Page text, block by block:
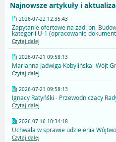
Najnowsze artykuły i
2026-07-22 12:35:43
Zapytanie ofertowe na zad. pn.
kategorii U-1 (opracowanie
Czytaj dalej
2026-07-21 09:58:13
Marianna Jadwiga Kobylińska- Wójt
Czytaj dalej
2026-07-21 09:58:13
Ignacy Ratyńśki - Przewodniczący
Czytaj dalej
2026-07-16 10:34:18
Uchwała w sprawie udzielenia
Czytaj dalej